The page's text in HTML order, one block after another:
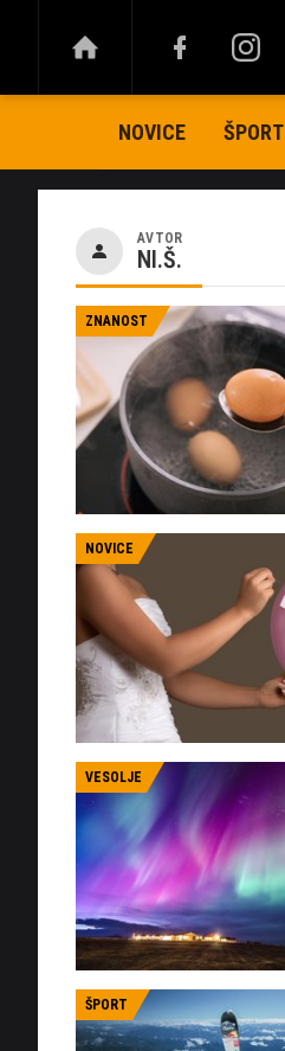
NOVICE ŠPORT
AVTOR
NI.Š.
ZNANOST
NOVICE
VESOLJE
ŠPORT